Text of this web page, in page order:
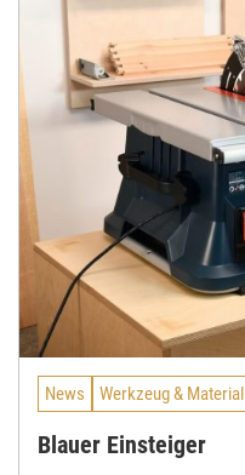
News Werkzeug & Material
Blauer Einsteiger